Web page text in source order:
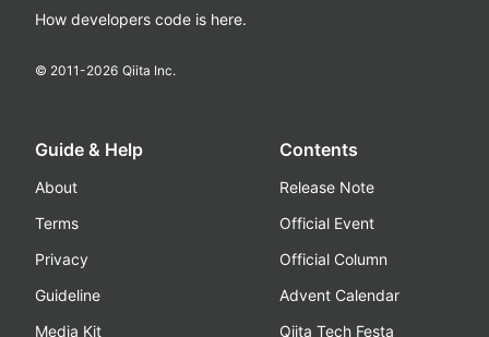
How developers code is here.
© 2011-2026 Qiita Inc.
Guide & Help
About
Terms
Privacy
Guideline
Media Kit
Contents
Release Note
Official Event
Official Column
Advent Calendar
Qiita Tech Festa